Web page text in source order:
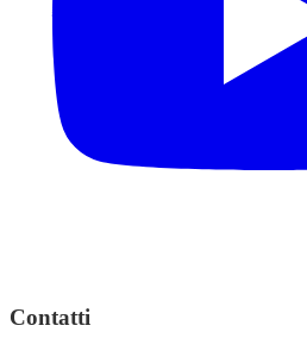
Contatti